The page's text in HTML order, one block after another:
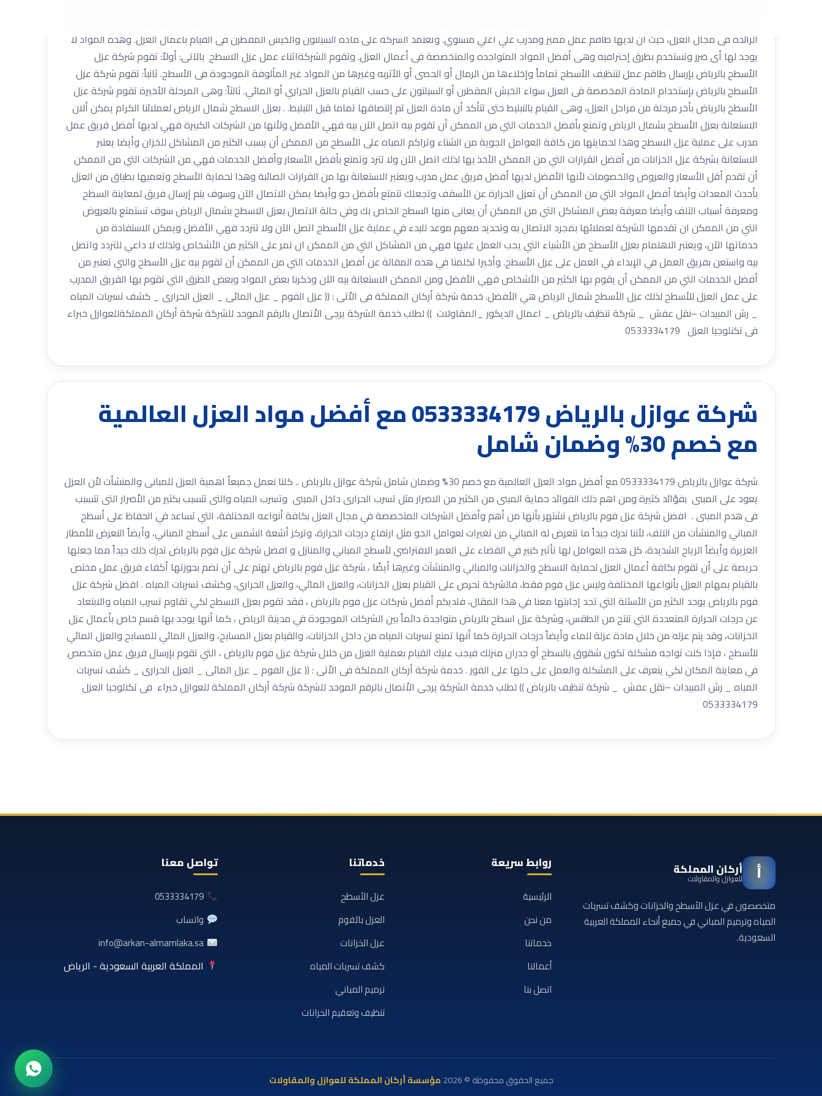
الرائدة فى مجال العزل، حيث أن لديها طاقم عمل مميز ومدرب علي أعلي مستوي. وتعتمد الشركة على مادة السيلتون والخيش المقطرن فى القيام بأعمال العزل. وهذة المواد لا
يوجد لها أى ضرر وتستخدم بطرق إحترافيه وهى أفضل المواد المتواجده والمتخصصة فى أعمال العزل. وتقوم الشركةاثناء عمل عزل الاسطح بالآتى: أولاً: تقوم شركة عزل
الأسطح بالرياض بإرسال طاقم عمل لتنظيف الأسطح تماماً وإخلاءها من الرمال أو الحصى أو الأتربه وغيرها من المواد غير المألوفة الموجودة فى الأسطح. ثانياً: تقوم شركة عزل
الأسطح بالرياض بإستخدام المادة المخصصة فى العزل سواء الخيش المقطرن أو السيلتون على حسب القيام بالعزل الحراري أو المائي. ثالثاً: وهى المرحلة الأخيرة تقوم شركة عزل
الأسطح بالرياض بأخر مرحلة من مراحل العزل، وهى القيام بالتبليط حتى تتأكد أن مادة العزل تم إلتصاقها تماما قبل التبليط. . بعزل الاسطح شمال الرياض لعملائنا الكرام يمكن ألان
الاستعانة بعزل الأسطح بشمال الرياض وتمتع بأفضل الخدمات التي من الممكن أن تقوم بيه اتصل الآن بيه فهي الأفضل ولأنها من الشركات الكبيرة فهي لديها أفضل فريق عمل
مدرب على عملية عزل الاسطح وهذا لحمايتها من كافة العوامل الجوية من الشتاء وتراكم المياه على الأسطح من الممكن أن يسبب الكثير من المشاكل للخزان وأيضا يعتبر
الاستعانة بشركة عزل الخزانات من أفضل القرارات التي من الممكن الأخذ بها لذلك اتصل الآن ولا تترد وتمتع بأفضل الأسعار وأفضل الخدمات فهي من الشركات التي من الممكن
أن تقدم أقل الأسعار والعروض والخصومات لأنها الأفضل لديها أفضل فريق عمل مدرب ويعتبر الاستعانة بها من القرارات الصائبة وهذا لحماية الأسطح وتعميها بطباق من العزل
بأحدث المعدات وأيضا أفضل المواد التي من الممكن أن تعزل الحرارة عن الأسقف وتجعلك تتمتع بأفضل جو وأيضا يمكن الاتصال الآن وسوف يتم إرسال فريق لمعاينة السطح
ومعرفة أسباب التلف وأيضا معرفة بعض المشاكل التي من الممكن أن يعانى منها السطح الخاص بك وفي حالة الاتصال بعزل الاسطح بشمال الرياض سوف تستمتع بالعروض
التي من الممكن ان تقدمها الشركة لعملائها بمجرد الاتصال به وتحديد معهم موعد للبدء في عملية عزل الأسطح اتصل الآن ولا تتردد فهي الأفضل ويمكن الاستفادة من
خدماتها الآن، ويعتبر الاهتمام بعزل الأسطح من الأشياء التي يجب العمل عليها فهي من المشاكل التي من الممكن ان تمر على الكثير من الأشخاص ولذلك لا داعي للتردد واتصل
بيه واستعن بفريق العمل في الإبداء في العمل على عزل الأسطح. وأخيرا تكلمنا في هذه المقالة عن أفضل الخدمات التي من الممكن أن تقوم بيه عزل الأسطح والتي تعتبر من
أفضل الخدمات التي من الممكن أن يقوم بها الكثير من الأشخاص فهي الأفضل ومن الممكن الاستعانة بيه الآن وذكرنا بعض المواد وبعض الطرق التي تقوم بها الفريق المدرب
على عمل العزل للأسطح لذلك عزل الأسطح شمال الرياض هي الأفضل. خدمة شركة أركان المملكة فى الاْتى : (( عزل الفوم _ عزل المائى _ العزل الحرارى _ كشف تسربات المياه
_ رش المبيدات –نقل عفش _ شركة تنظيف بالرياض _ اعمال الديكور _المقاولات )) لطلب خدمة الشركة يرجى الاْتصال بالرقم الموحد للشركة شركة أركان المملكةللعوازل خبراء
فى تكنلوجيا العزل 0533334179
شركة عوازل بالرياض 0533334179 مع أفضل مواد العزل العالمية
مع خصم 30% وضمان شامل
شركة عوازل بالرياض 0533334179 مع أفضل مواد العزل العالمية مع خصم 30% وضمان شامل شركة عوازل بالرياض .. كلنا نعمل جميعاُ اهمية العزل للمبانى والمنشأت لاْن العزل
يعود على المبنى بفؤائد كثيرة ومن اهم ذلك الفوائد حماية المبنى من الكثير من الاضرار مثل تسرب الحرارى داخل المبنى وتسرب المياه والتى تتسبب بكثير من الاْضرار التى تتسبب
فى هدم المبنى . افضل شركة عزل فوم بالرياض تشتهر بأنها من أهم وأفضل الشركات المتخصصة في مجال العزل بكافة أنواعه المختلفة، التي تساعد في الحفاظ على أسطح
المباني والمنشآت من التلف، لأننا ندرك جيداً ما تتعرض له المباني من تغيرات لعوامل الجو مثل ارتفاع درجات الحرارة، وتركز أشعة الشمس على أسطح المباني، وأيضاً التعرض للأمطار
الغزيرة وأيضاً الرياح الشديدة، كل هذه العوامل لها تأثير كبير في القضاء على العمر الافتراضي لأسطح المباني والمنازل و افضل شركة عزل فوم بالرياض تدرك ذلك جيداً مما جعلها
حريصة على أن تقوم بكافة أعمال العزل لحماية الاسطح والخزانات والمباني والمنشآت وغيرها أيضًا ، شركة عزل فوم بالرياض تهتم على أن تضم بحوزتها أكفاء فريق عمل مختص
بالقيام بمهام العزل بأنواعها المختلفة وليس عزل فوم فقط، فالشركة تحرص على القيام بعزل الخزانات، والعزل المائي، والعزل الحراري، وكشف تسربات المياه . افضل شركة عزل
فوم بالرياض يوجد الكثير من الأسئلة التي تجد إجابتها معنا في هذا المقال، فلديكم أفضل شركات عزل فوم بالرياض ، فقد تقوم بعزل الاسطح لكي تقاوم تسرب المياه والابتعاد
عن درجات الحرارة المتعددة التي تنتج من الطقس، وشركة عزل اسطح بالرياض متواجدة دائماً بين الشركات الموجودة في مدينة الرياض ، كما أنها يوجد بها قسم خاص بأعمال عزل
الخزانات، وقد يتم عزله من خلال مادة عزلة للماء وأيضاً درجات الحرارة كما أنها تمنع تسربات المياه من داخل الخزانات، والقيام بعزل المسابح، والعزل المائي للمسابح والعزل المائي
للأسطح ، فإذا كنت تواجه مشكلة تكون شقوق بالسطح أو جدران منزلك فيجب عليك القيام بعملية العزل من خلال شركة عزل فوم بالرياض ، التي تقوم بإرسال فريق عمل متخصص
في معاينة المكان لكي يتعرف على المشكلة والعمل على حلها على الفور . خدمة شركة أركان المملكة فى الاْتى : (( عزل الفوم _ عزل المائى _ العزل الحرارى _ كشف تسربات
المياه _ رش المبيدات –نقل عفش _ شركة تنظيف بالرياض )) لطلب خدمة الشركة يرجى الاْتصال بالرقم الموحد للشركة شركة أركان المملكة للعوازل خبراء فى تكنلوجيا العزل
0533334179
أ أركان المملكة
للعوازل والمقاولات
متخصصون في عزل الأسطح والخزانات وكشف تسربات
المياه وترميم المباني في جميع أنحاء المملكة العربية
السعودية.
روابط سريعة
الرئيسية
من نحن
خدماتنا
أعمالنا
اتصل بنا
خدماتنا
عزل الأسطح
العزل بالفوم
عزل الخزانات
كشف تسربات المياه
ترميم المباني
تنظيف وتعقيم الخزانات
تواصل معنا
0533334179
واتساب
info@arkan-almamlaka.sa
المملكة العربية السعودية - الرياض
جميع الحقوق محفوظة © 2026 مؤسسة أركان المملكة للعوازل والمقاولات